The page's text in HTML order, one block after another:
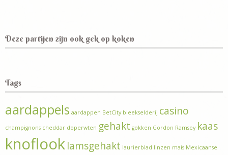
Deze partijen zijn ook gek op koken
Tags
aardappels aardappen BetCity bleekselderij casino
champignons cheddar doperwten gehakt gokken Gordon Ramsey kaas
knoflooklamsgehakt laurierblad linzen mais Mexicaanse